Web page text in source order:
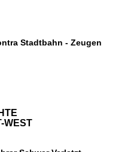
Stadtbahn - Zeugen
WEST